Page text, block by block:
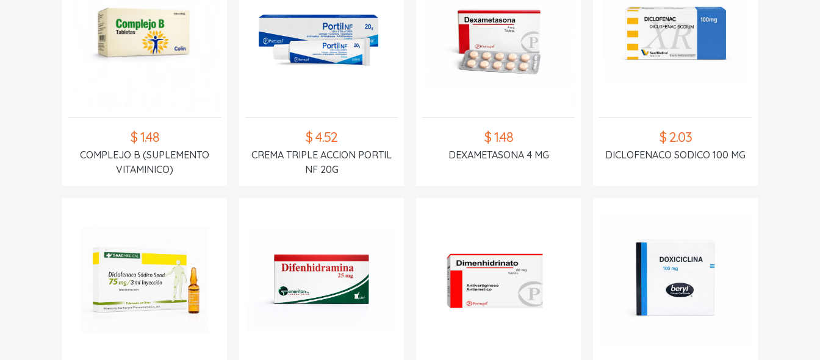
$ 1.48
COMPLEJO B (SUPLEMENTO
VITAMINICO)
$ 4.52
CREMA TRIPLE ACCION PORTIL
NF 20G
$ 1.48
DEXAMETASONA 4 MG
$ 2.03
DICLOFENACO SODICO 100 MG